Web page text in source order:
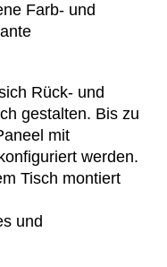
Farb- und
Rück- und
gestalten. Bis zu
mit
werden.
Tisch montiert
und